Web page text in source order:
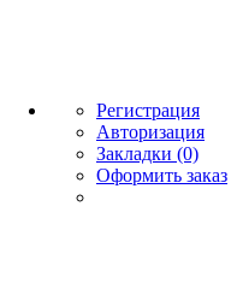
Регистрация
Авторизация
Закладки (0)
Оформить заказ